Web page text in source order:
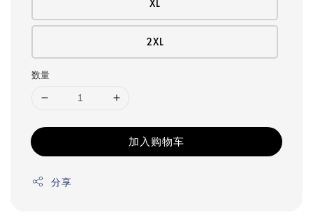
XL
2XL
数量
加入购物车
分享